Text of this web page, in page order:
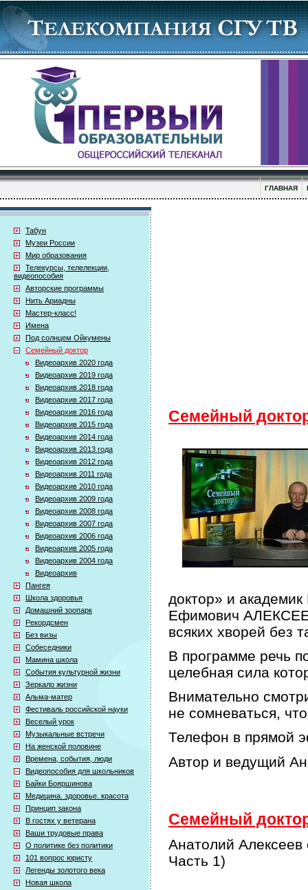
ГЛАВНАЯ
Табун
Музеи России
Мир образования
Телекурсы, телелекции,
видеопособия
Авторские программы
Нить Ариадны
Мастер-класс!
Имена
Под солнцем Ойкумены
Семейный доктор
Видеоархив 2020 года
Видеоархив 2019 года
Видеоархив 2018 года
Видеоархив 2017 года
Видеоархив 2016 года
Видеоархив 2015 года
Видеоархив 2014 года
Видеоархив 2013 года
Видеоархив 2012 года
Видеоархив 2011 года
Видеоархив 2010 года
Видеоархив 2009 года
Видеоархив 2008 года
Видеоархив 2007 года
Видеоархив 2006 года
Видеоархив 2005 года
Видеоархив 2004 года
Видеоархив
Пангея
Школа здоровья
Домашний зоопарк
Рекордсмен
Без визы
Собеседники
Мамина школа
События культурной жизни
Зеркало жизни
Альма-матер
Фестиваль российской науки
Веселый урок
Музыкальные встречи
На женской половине
Времена, события, люди
Видеопособия для школьников
Байки Бояршинова
Медицина. здоровье. красота
Принцип закона
В гостях у ветерана
Ваши трудовые права
О политике без политики
101 вопрос юристу
Легенды золотого века
Новая школа
Семейный
доктор» и
Ефимович
всяких хворей без
В программе речь
целебная сила
Внимательно
не сомневаться,
Телефон в прямой
Автор и ведущий
Семейный
Анатолий Алексеев
Часть 1)